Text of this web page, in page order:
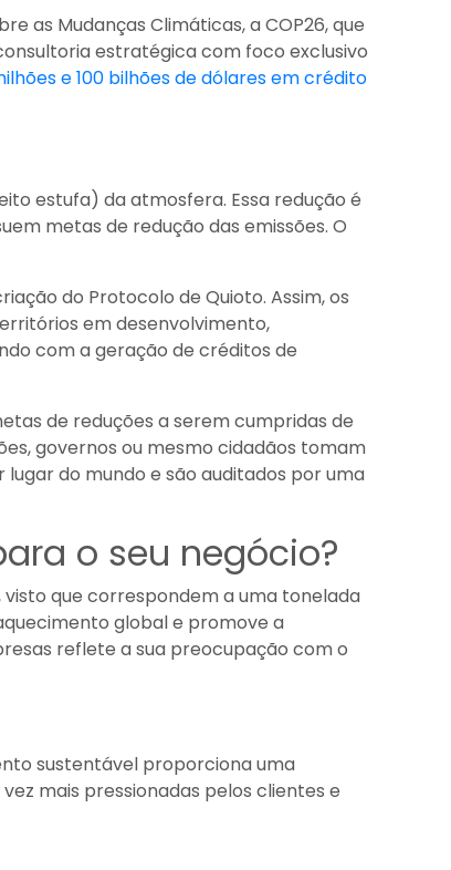
as Mudanças Climáticas, a COP26, que
estratégica com foco exclusivo
e 100 bilhões de dólares em crédito
estufa) da atmosfera. Essa redução é
metas de redução das emissões. O
do Protocolo de Quioto. Assim, os
em desenvolvimento,
com a geração de créditos de
de reduções a serem cumpridas de
governos ou mesmo cidadãos tomam
do mundo e são auditados por uma
o seu negócio?
que correspondem a uma tonelada
global e promove a
reflete a sua preocupação com o
sustentável proporciona uma
mais pressionadas pelos clientes e